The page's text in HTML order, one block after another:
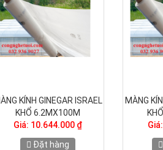
THANH ZIZAC (THANH LÒ
XO) DÙNG CHO NHÀ KÍNH
Giá: 4.000 ₫
Đặt hàng
MÀNG
KHỔ